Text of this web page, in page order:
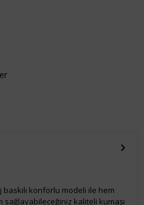
konforlu modeli ile hem
kaliteli kumaşı